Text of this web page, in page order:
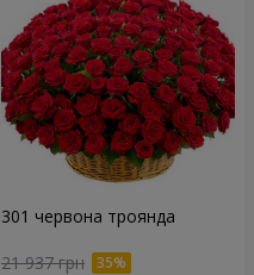
301 червона троянда
21 937 грн